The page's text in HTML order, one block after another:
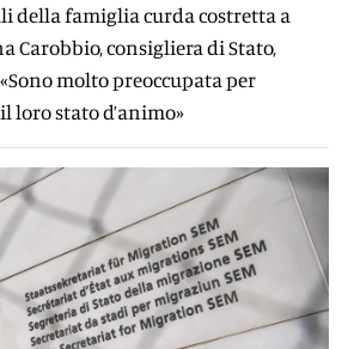
della famiglia curda costretta a
Carobbio, consigliera di Stato,
molto preoccupata per
loro stato d’animo»